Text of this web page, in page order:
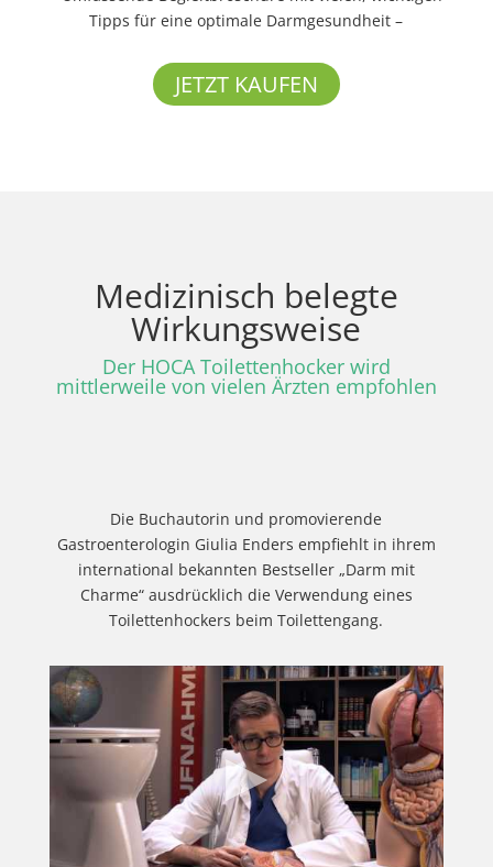
Tipps für eine optimale Darmgesundheit –
JETZT KAUFEN
Medizinisch belegte
Wirkungsweise
Der HOCA Toilettenhocker wird
mittlerweile von vielen Ärzten empfohlen
Die Buchautorin und promovierende
Gastroenterologin Giulia Enders empfiehlt in ihrem
international bekannten Bestseller „Darm mit
Charme“ ausdrücklich die Verwendung eines
Toilettenhockers beim Toilettengang.